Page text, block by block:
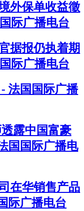
外保单收益徵
际广播电台
据报仍执着期
际广播电台
法国国际广播
露中国富豪
国国际广播电
在华销售产品
际广播电台